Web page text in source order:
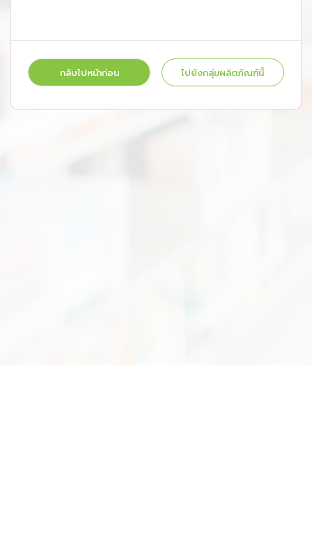
กลับไปหน้าก่อน ไปยังกลุ่มผลิตภัณฑ์นี้